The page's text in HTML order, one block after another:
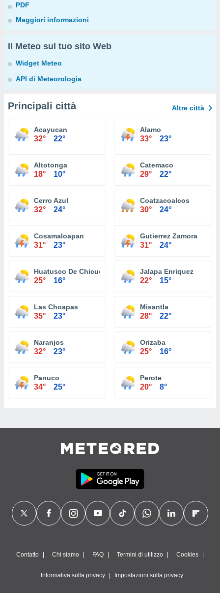
PDF
Maggiori informazioni
Il Meteo sul tuo sito Web
Widget Meteo
API di Meteorologia
Principali città Altre città
Acayucan
32° 22°
Alamo
33° 23°
Altotonga
18° 10°
Catemaco
29° 22°
Cerro Azul
32° 24°
Coatzacoalcos
30° 24°
Cosamaloapan
31° 23°
Gutierrez Zamora
31° 24°
Huatusco De Chicuellar
25° 16°
Jalapa Enriquez
22° 15°
Las Choapas
35° 23°
Misantla
28° 22°
Naranjos
32° 23°
Orizaba
25° 16°
Panuco
34° 25°
Perote
20° 8°
Contatto Chi siamo FAQ Termini di utilizzo Cookies
Informativa sulla privacy Impostazioni sulla privacy